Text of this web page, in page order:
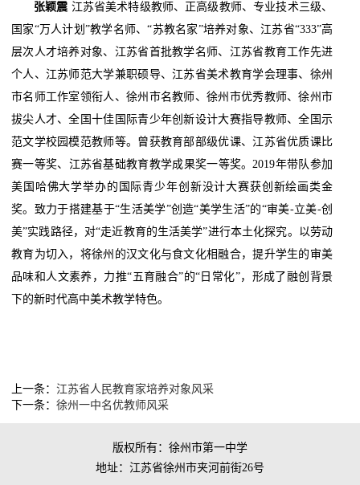
张颖震 江苏省美术特级教师、正高级教师、专业技术三级、
国家“万人计划”教学名师、“苏教名家”培养对象、江苏省“333”高
层次人才培养对象、江苏省首批教学名师、江苏省教育工作先进
个人、江苏师范大学兼职硕导、江苏省美术教育学会理事、徐州
市名师工作室领衔人、徐州市名教师、徐州市优秀教师、徐州市
拔尖人才、全国十佳国际青少年创新设计大赛指导教师、全国示
范文学校园模范教师等。曾获教育部部级优课、江苏省优质课比
赛一等奖、江苏省基础教育教学成果奖一等奖。2019年带队参加
美国哈佛大学举办的国际青少年创新没计大赛获创新绘画类金
奖。致力于搭建基于“生活美学”创造“美学生活”的“审美-立美-创
美”实践路径，对“走近教育的生活美学”进行本土化探究。以劳动
教育为切入，将徐州的汉文化与食文化相融合，提升学生的审美
品味和人文素养，力推“五育融合”的“日常化”，形成了融创背景
下的新时代高中美术教学特色。
上一条： 江苏省人民教育家培养对象风采
下一条： 徐州一中名优教师风采
版权所有：徐州市第一中学
地址：江苏省徐州市夹河前街26号